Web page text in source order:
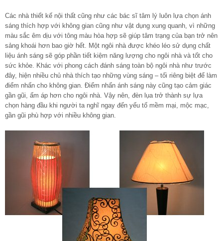
Các nhà thiết kế nội thất cũng như các bác sĩ tâm lý luôn lựa chọn ánh
sáng thích hợp với không gian cũng như vật dụng xung quanh, vì những
màu sắc êm dịu với tông màu hòa hợp sẽ giúp tâm trạng của bạn trở nên
sảng khoái hơn bao giờ hết. Một ngôi nhà được khéo léo sử dụng chất
liệu ánh sáng sẽ góp phần tiết kiệm năng lượng cho ngôi nhà và tốt cho
sức khỏe. Khác với phong cách đánh sáng toàn bộ ngôi nhà như trước
đây, hiện nhiều chủ nhà thích tạo những vùng sáng – tối riêng biệt để làm
điểm nhấn cho không gian. Điểm nhấn ánh sáng này cũng tạo cảm giác
gần gũi, ấm áp hơn cho ngôi nhà. Vậy nên, đèn lụa trở thành sự lựa
chọn hàng đầu khi người ta nghĩ ngay đến yếu tố mềm mại, mộc mạc,
gần gũi phù hợp với nhiều không gian.